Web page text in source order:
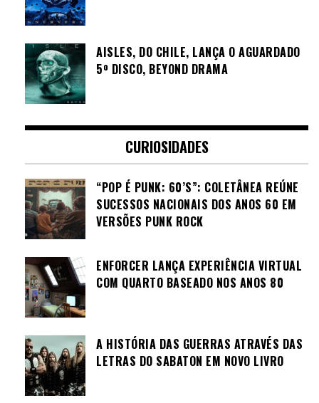
AISLES, DO CHILE, LANÇA O AGUARDADO
5º DISCO, BEYOND DRAMA
CURIOSIDADES
“POP É PUNK: 60’S”: COLETÂNEA REÚNE
SUCESSOS NACIONAIS DOS ANOS 60 EM
VERSÕES PUNK ROCK
ENFORCER LANÇA EXPERIÊNCIA VIRTUAL
COM QUARTO BASEADO NOS ANOS 80
A HISTÓRIA DAS GUERRAS ATRAVÉS DAS
LETRAS DO SABATON EM NOVO LIVRO